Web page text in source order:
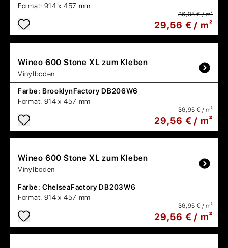
Format: 914 x 457 mm
36,95 € / m²
29,56 € / m²
Wineo 600 Stone XL zum Kleben
Vinylboden
Farbe: BrooklynFactory DB206W6
Format: 914 x 457 mm
36,95 € / m²
29,56 € / m²
Wineo 600 Stone XL zum Kleben
Vinylboden
Farbe: ChelseaFactory DB203W6
Format: 914 x 457 mm
36,95 € / m²
29,56 € / m²